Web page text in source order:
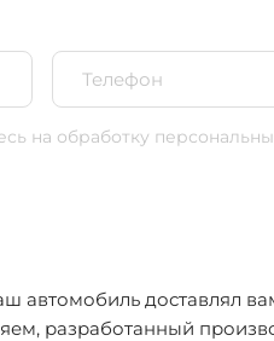
на обработку
автомобиль доставлял
разработанный